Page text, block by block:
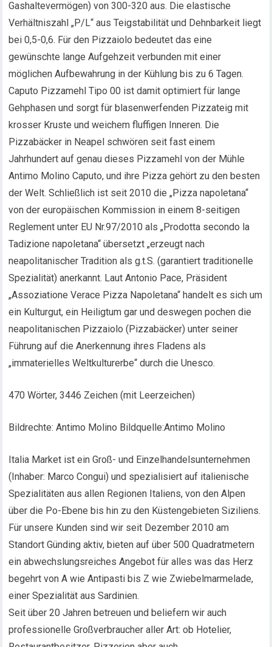
Gashaltevermögen) von 300-320 aus. Die elastische
Verhältniszahl „P/L“ aus Teigstabilität und Dehnbarkeit liegt
bei 0,5-0,6. Für den Pizzaiolo bedeutet das eine
gewünschte lange Aufgehzeit verbunden mit einer
möglichen Aufbewahrung in der Kühlung bis zu 6 Tagen.
Caputo Pizzamehl Tipo 00 ist damit optimiert für lange
Gehphasen und sorgt für blasenwerfenden Pizzateig mit
krosser Kruste und weichem fluffigen Inneren. Die
Pizzabäcker in Neapel schwören seit fast einem
Jahrhundert auf genau dieses Pizzamehl von der Mühle
Antimo Molino Caputo, und ihre Pizza gehört zu den besten
der Welt. Schließlich ist seit 2010 die „Pizza napoletana“
von der europäischen Kommission in einem 8-seitigen
Reglement unter EU Nr.97/2010 als „Prodotta secondo la
Tadizione napoletana“ übersetzt „erzeugt nach
neapolitanischer Tradition als g.t.S. (garantiert traditionelle
Spezialität) anerkannt. Laut Antonio Pace, Präsident
„Assoziatione Verace Pizza Napoletana“ handelt es sich um
ein Kulturgut, ein Heiligtum gar und deswegen pochen die
neapolitanischen Pizzaiolo (Pizzabäcker) unter seiner
Führung auf die Anerkennung ihres Fladens als
„immaterielles Weltkulturerbe“ durch die Unesco.
470 Wörter, 3446 Zeichen (mit Leerzeichen)
Bildrechte: Antimo Molino Bildquelle:Antimo Molino
Italia Market ist ein Groß- und Einzelhandelsunternehmen
(Inhaber: Marco Congui) und spezialisiert auf italienische
Spezialitäten aus allen Regionen Italiens, von den Alpen
über die Po-Ebene bis hin zu den Küstengebieten Siziliens.
Für unsere Kunden sind wir seit Dezember 2010 am
Standort Günding aktiv, bieten auf über 500 Quadratmetern
ein abwechslungsreiches Angebot für alles was das Herz
begehrt von A wie Antipasti bis Z wie Zwiebelmarmelade,
einer Spezialität aus Sardinien.
Seit über 20 Jahren betreuen und beliefern wir auch
professionelle Großverbraucher aller Art: ob Hotelier,